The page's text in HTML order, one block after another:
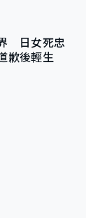
日女死忠
歉後輕生